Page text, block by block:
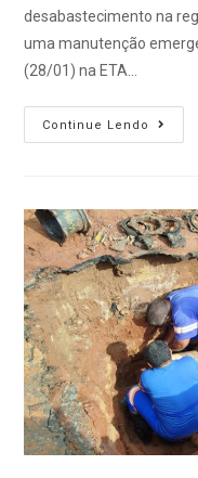
desabastecimento na
uma manutenção
(28/01) na ETA…
Continue Lendo